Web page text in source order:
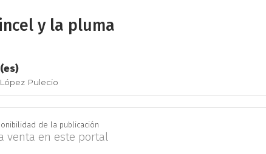
Artes escénicas
Ciencias Sociales
paz
Derecho
y la pluma
Pulecio
de la publicación
venta en este portal